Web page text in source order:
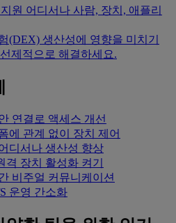
원 어디서나 사람, 장치, 애플리
(DEX) 생산성에 영향을 미치기
제적으로 해결하세요.
연결로 액세스 개선
에 관계 없이 장치 제어
디서나 생산성 향상
격 장치 활성화 켜기
비주얼 커뮤니케이션
운영 간소화